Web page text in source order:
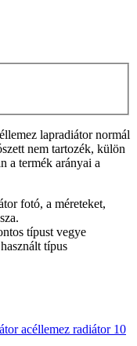
lapradiátor normál
nem tartozék, külön
a termék arányai a
fotó, a méreteket,
típust vegye
típus